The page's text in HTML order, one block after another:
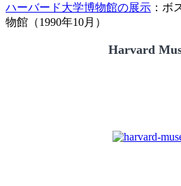
ハーバード大学博物館の展示 ：ボ
物館（1990年10月）
Harvard